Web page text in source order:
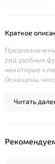
Краткое
ряд удобных
некоторые
Оснащены
Читать